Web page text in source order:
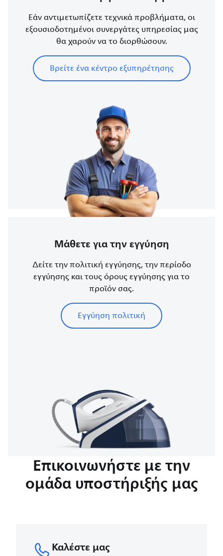
Εάν αντιμετωπίζετε τεχνικά προβλήματα, οι
εξουσιοδοτημένοι συνεργάτες υπηρεσίας μας
θα χαρούν να το διορθώσουν.
Βρείτε ένα κέντρο εξυπηρέτησης
Μάθετε για την εγγύηση
Δείτε την πολιτική εγγύησης, την περίοδο
εγγύησης και τους όρους εγγύησης για το
προϊόν σας.
Εγγύηση πολιτική
Επικοινωνήστε με την
ομάδα υποστήριξής μας
Καλέστε μας